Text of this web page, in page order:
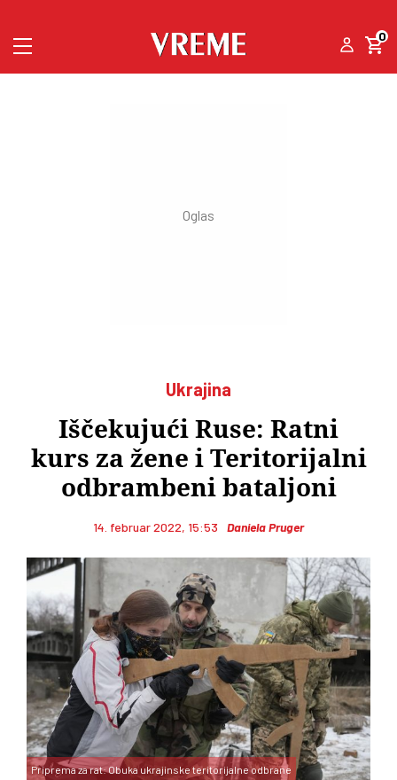
0
Ukrajina
Iščekujući Ruse: Ratni
kurs za žene i Teritorijalni
odbrambeni bataljoni
14. februar 2022, 15:53 Daniela Pruger
Priprema za rat: Obuka ukrajinske teritorijalne odbrane